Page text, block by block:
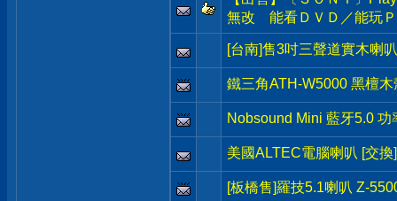
無改 能看ＤＶＤ／能玩
[台南]售3吋三聲道實木喇
鐵三角ATH-W5000 黑檀木
Nobsound Mini 藍牙5.0
美國ALTEC電腦喇叭 [交
[板橋售]羅技5.1喇叭 Z-